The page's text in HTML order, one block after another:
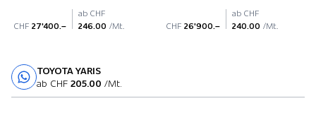
CHF 27'400.–
ab CHF
246.00 /Mt. CHF 26'900.–
ab CHF
240.00 /Mt.
TOYOTA YARIS
ab CHF 205.00 /Mt.